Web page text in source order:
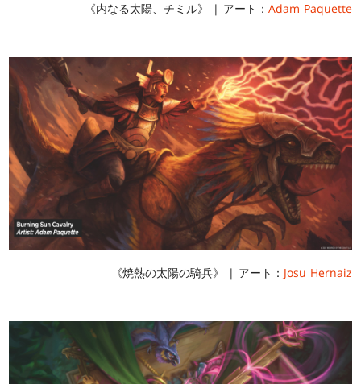
《内なる太陽、チミル》 | アート： Adam Paquette
《焼熱の太陽の騎兵》 | アート： Josu Hernaiz